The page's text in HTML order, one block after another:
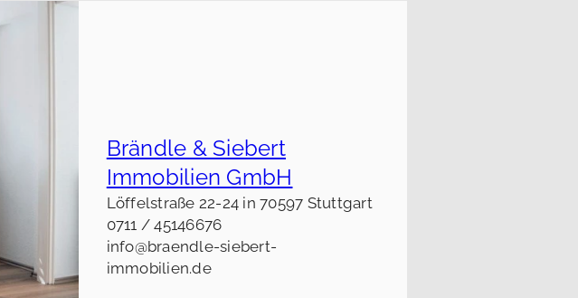
Brändle & Siebert
Immobilien GmbH
Löffelstraße 22-24 in 70597 Stuttgart
0711 / 45146676
info@braendle-siebert-
immobilien.de